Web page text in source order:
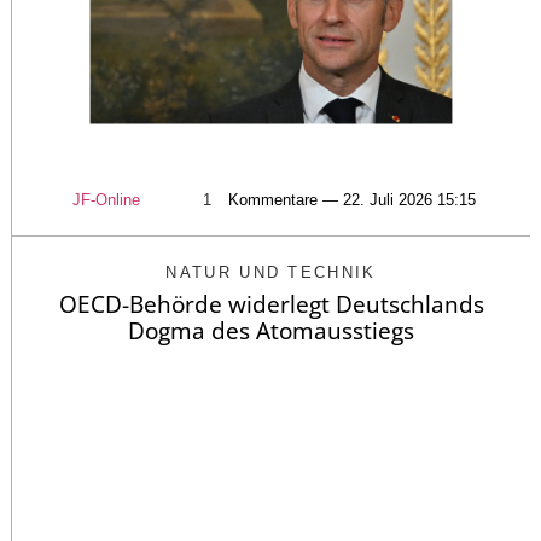
JF-Online 1 Kommentare — 22. Juli 2026 15:15
NATUR UND TECHNIK
OECD-Behörde widerlegt Deutschlands
Dogma des Atomausstiegs